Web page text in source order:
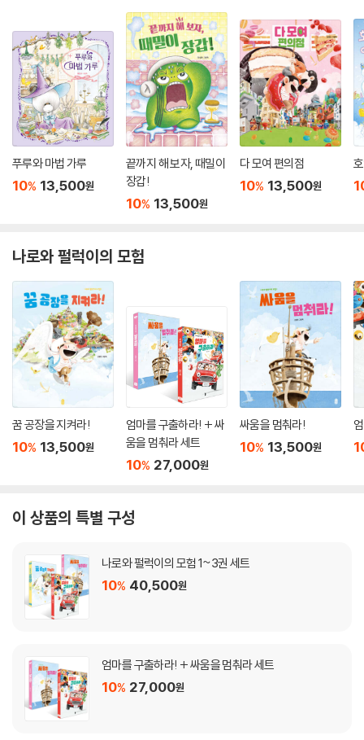
푸루와 마법 가루
10% 13,500원
끝까지 해 보자, 때밀이
장갑!
10% 13,500원
다 모여 편의점
10% 13,500원
나로와 펄럭이의 모험
꿈 공장을 지켜라!
10% 13,500원
엄마를 구출하라! + 싸
움을 멈춰라 세트
10% 27,000원
싸움을 멈춰라!
10% 13,500원
이 상품의 특별 구성
나로와 펄럭이의 모험 1~3권 세트
10% 40,500원
엄마를 구출하라! + 싸움을 멈춰라 세트
10% 27,000원